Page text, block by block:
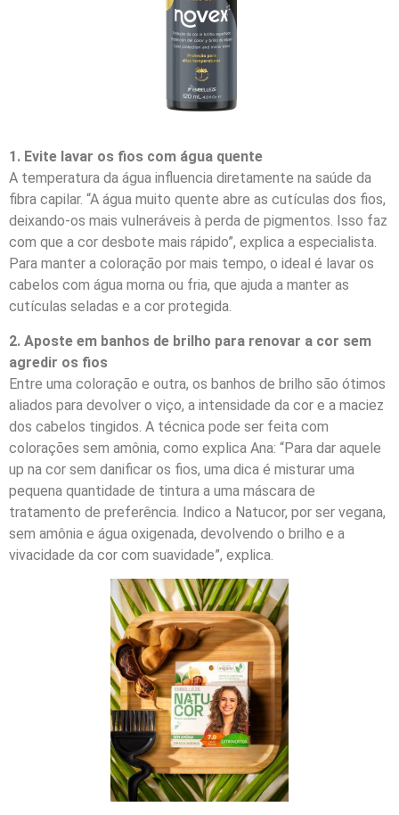
1. Evite lavar os fios com água quente
A temperatura da água influencia diretamente na saúde da
fibra capilar. “A água muito quente abre as cutículas dos fios,
deixando-os mais vulneráveis à perda de pigmentos. Isso faz
com que a cor desbote mais rápido”, explica a especialista.
Para manter a coloração por mais tempo, o ideal é lavar os
cabelos com água morna ou fria, que ajuda a manter as
cutículas seladas e a cor protegida.
2. Aposte em banhos de brilho para renovar a cor sem
agredir os fios
Entre uma coloração e outra, os banhos de brilho são ótimos
aliados para devolver o viço, a intensidade da cor e a maciez
dos cabelos tingidos. A técnica pode ser feita com
colorações sem amônia, como explica Ana: “Para dar aquele
up na cor sem danificar os fios, uma dica é misturar uma
pequena quantidade de tintura a uma máscara de
tratamento de preferência. Indico a Natucor, por ser vegana,
sem amônia e água oxigenada, devolvendo o brilho e a
vivacidade da cor com suavidade”, explica.